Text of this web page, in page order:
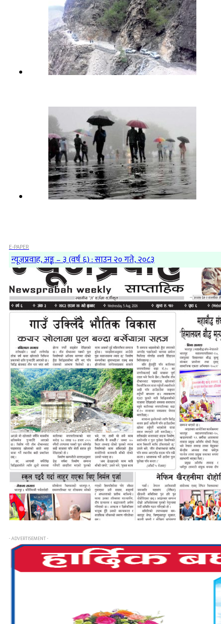
E-PAPER
न्यूजप्रवाह, अङ्क – ३ (वर्ष ६) : साउन २० गते, २०८३
- ADVERTISEMENT -